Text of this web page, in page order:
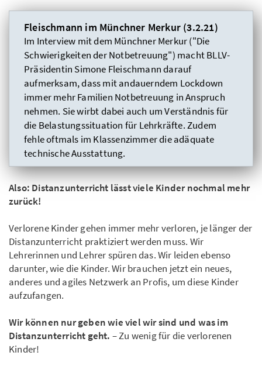
Fleischmann im Münchner Merkur (3.2.21)
Im Interview mit dem Münchner Merkur ("Die
Schwierigkeiten der Notbetreuung") macht BLLV-
Präsidentin Simone Fleischmann darauf
aufmerksam, dass mit andauerndem Lockdown
immer mehr Familien Notbetreuung in Anspruch
nehmen. Sie wirbt dabei auch um Verständnis für
die Belastungssituation für Lehrkräfte. Zudem
fehle oftmals im Klassenzimmer die adäquate
technische Ausstattung.
Also: Distanzunterricht lässt viele Kinder nochmal mehr
zurück!
Verlorene Kinder gehen immer mehr verloren, je länger der
Distanzunterricht praktiziert werden muss. Wir
Lehrerinnen und Lehrer spüren das. Wir leiden ebenso
darunter, wie die Kinder. Wir brauchen jetzt ein neues,
anderes und agiles Netzwerk an Profis, um diese Kinder
aufzufangen.
Wir können nur geben wie viel wir sind und was im
Distanzunterricht geht. – Zu wenig für die verlorenen
Kinder!